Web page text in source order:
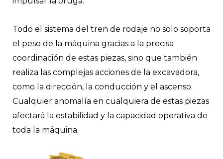
Todo el sistema del tren de rodaje no solo soporta
el peso de la máquina gracias a la precisa
coordinación de estas piezas, sino que también
realiza las complejas acciones de la excavadora,
como la dirección, la conducción y el ascenso.
Cualquier anomalía en cualquiera de estas piezas
afectará la estabilidad y la capacidad operativa de
toda la máquina.